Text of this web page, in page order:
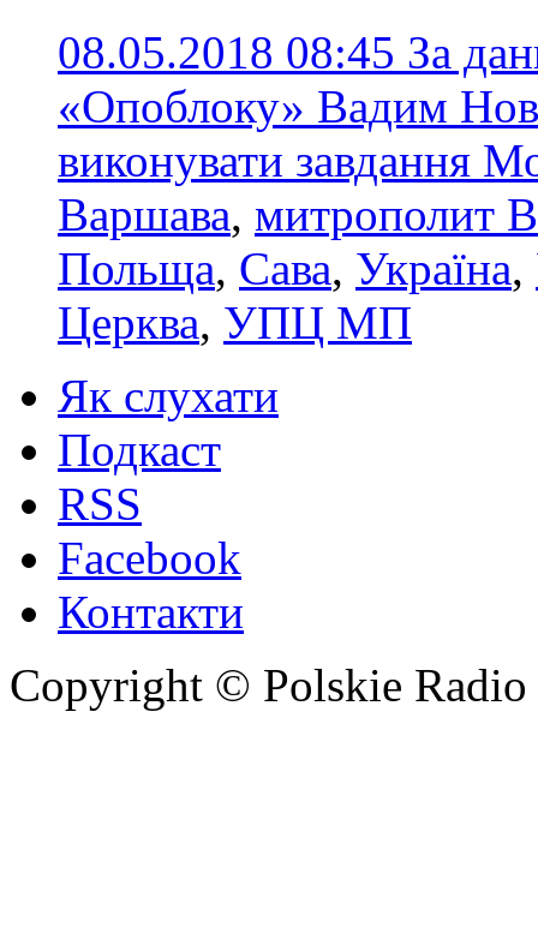
08.05.2018 08:45 За
«Опоблоку» Вадим
виконувати завдання
Варшава, митрополит
Польща, Сава, Україна,
Церква, УПЦ МП
Як слухати
Подкаст
RSS
Facebook
Контакти
Copyright © Polskie